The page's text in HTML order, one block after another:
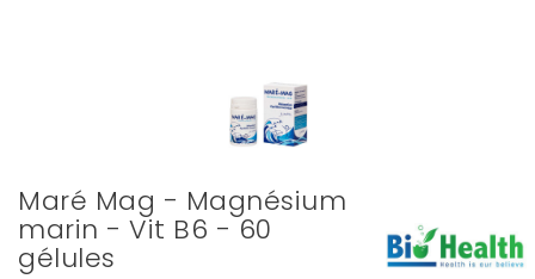
Maré Mag - Magnésium
marin - Vit B6 - 60
gélules